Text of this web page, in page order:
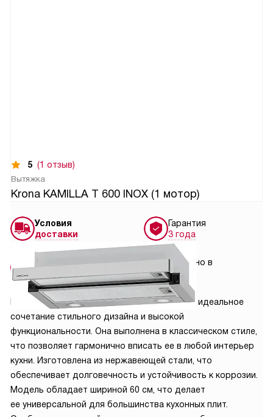
5 (1 отзыв)
Вытяжка
Krona KAMILLA T 600 INOX (1 мотор)
Условия
доставки
Гарантия
3 года
Сделано в
Китае
Вытяжка Krona Kamilla T 600 INOX 1M — это идеальное
сочетание стильного дизайна и высокой
функциональности. Она выполнена в классическом стиле,
что позволяет гармонично вписать ее в любой интерьер
кухни. Изготовлена из нержавеющей стали, что
обеспечивает долговечность и устойчивость к коррозии.
Модель обладает шириной 60 см, что делает
ее универсальной для большинства кухонных плит.